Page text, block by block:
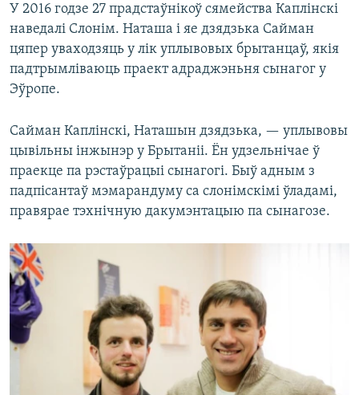
У 2016 годзе 27 прадстаўнікоў сямейства Каплінскі
наведалі Слонім. Наташа і яе дзядзька Сайман
цяпер уваходзяць у лік уплывовых брытанцаў, якія
падтрымліваюць праект адраджэньня сынагог у
Эўропе.
Сайман Каплінскі, Наташын дзядзька, — уплывовы
цывільны інжынэр у Брытаніі. Ён удзельнічае ў
праекце па рэстаўрацыі сынагогі. Быў адным з
падпісантаў мэмарандуму са слонімскімі ўладамі,
правярае тэхнічную дакумэнтацыю па сынагозе.